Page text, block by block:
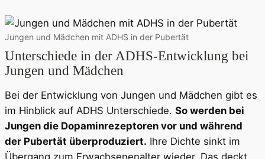
Jungen und Mädchen mit ADHS in der Pubertät
Unterschiede in der ADHS-Entwicklung bei
Jungen und Mädchen
Bei der Entwicklung von Jungen und Mädchen gibt es
im Hinblick auf ADHS Unterschiede. So werden bei
Jungen die Dopaminrezeptoren vor und während
der Pubertät überproduziert. Ihre Dichte sinkt im